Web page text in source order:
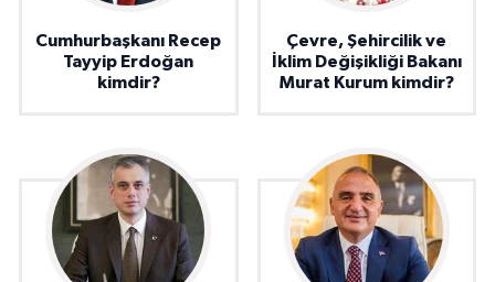
Cumhurbaşkanı Recep
Tayyip Erdoğan
kimdir?
Çevre, Şehircilik ve
İklim Değişikliği Bakanı
Murat Kurum kimdir?